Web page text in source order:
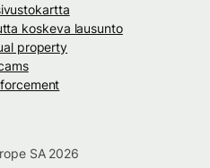
koskeva lausunto
property
SA 2026